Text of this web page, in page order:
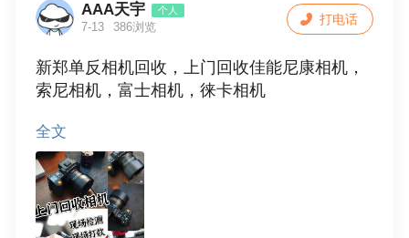
AAA天宇 个人
7-13 386浏览
新郑单反相机回收，上门回收佳能尼康相机，
索尼相机，富士相机，徕卡相机
上门回收单反相机，单反镜头，佳能尼康相
机，索尼，三星，松下，莱卡，哈苏，卡西
欧，奥林巴斯，微单相机，数码相机，游戏电
脑，游戏机，大疆相机，无人机 品牌不限 158
50042115 谢宇
全文
打电话